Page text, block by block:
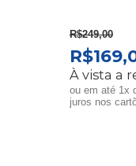
R$249,00
O
PREÇO
ERA:
R$
À vista a
ou em até 1x
juros nos